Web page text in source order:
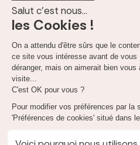
C Céline
La promesse de vente de mon
13 mars dernier. Promesse
expirant le 11 juin 2026. Or, le 11
également à la date de
copropriété. A plusieurs reprises
cette date que je trouvais fort
11 juin, la vente n’était toujours